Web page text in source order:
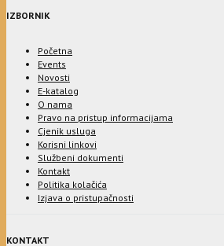
IZBORNIK
Početna
Events
Novosti
E-katalog
O nama
Pravo na pristup informacijama
Cjenik usluga
Korisni linkovi
Službeni dokumenti
Kontakt
Politika kolačića
Izjava o pristupačnosti
KONTAKT